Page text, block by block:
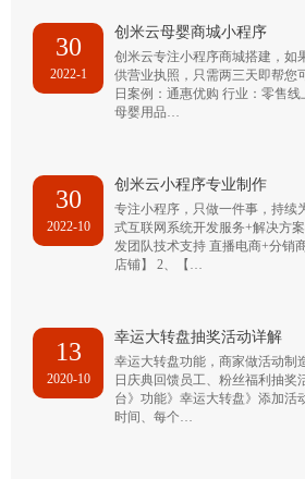
30
2022-1
创米云母婴商城小程序
创米云专注小程序商城搭建，如
供营业执照，只需两三天即帮您
日案例：通惠优购 行业：零售线
母婴用品…
30
2022-10
创米云小程序专业制作
专注小程序，只做一件事，持续
式互联网系统开发服务+解决方
发团队技术支持 直播电商+分销
店铺】 2、【…
13
2020-10
幸运大转盘抽奖活动详解
幸运大转盘功能，商家做活动制
日庆典回馈员工、粉丝福利抽奖
台》功能》幸运大转盘》添加活
时间、每个…